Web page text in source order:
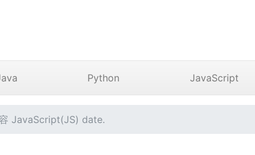
Python JavaScript
JavaScript(JS) date.